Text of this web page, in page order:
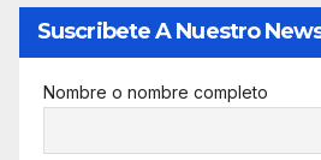
Suscribete A Nuestro
Nombre o nombre completo